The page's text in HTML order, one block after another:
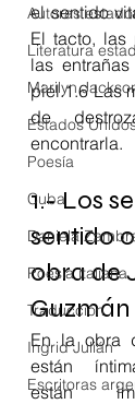
Autoras
Literatura
Marilyn
Estados
Poesía
Cuba
Daniela
Poesía italiana
Traducción
Ingrid Julián
Escritoras
el sentido
El tacto, las
las
piel.1.6 Las
de
encontrarla.
1.- Los
sentido
obra de
Guzmán
En la obra
están
están